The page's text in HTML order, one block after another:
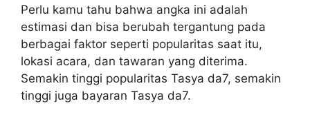
Perlu kamu tahu bahwa angka ini adalah
estimasi dan bisa berubah tergantung pada
berbagai faktor seperti popularitas saat itu,
lokasi acara, dan tawaran yang diterima.
Semakin tinggi popularitas Tasya da7, semakin
tinggi juga bayaran Tasya da7.